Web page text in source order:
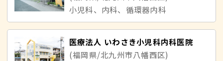
小児科、内科、循環器内科
医療法人 いわさき小児科内科医院
(福岡県/北九州市八幡西区)